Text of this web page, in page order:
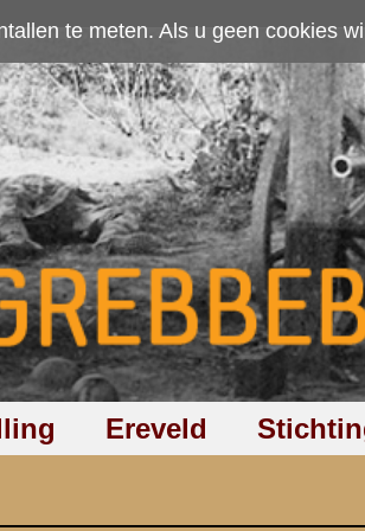
toestaan kunt u hier klikken Accepteer cookies
Discussiegroep Zoeken